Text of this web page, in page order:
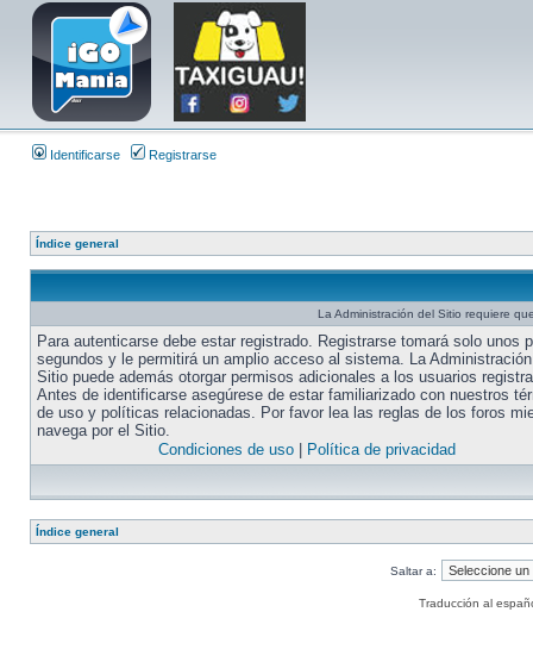
Identificarse Registrarse
Índice general
La Administración del Sitio requiere
Para autenticarse debe estar registrado. Registrarse tomará solo unos
segundos y le permitirá un amplio acceso al sistema. La
Sitio puede además otorgar permisos adicionales a los usuarios
Antes de identificarse asegúrese de estar familiarizado con nuestros
de uso y políticas relacionadas. Por favor lea las reglas de los foros
navega por el Sitio.
Condiciones de uso| Política de privacidad
Índice general
Saltar a:
Traducción al